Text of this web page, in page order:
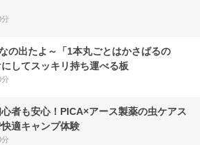
の出たよ～「1本丸ごとはかさばるの
してスッキリ持ち運べる板
者も安心！PICA×アース製薬の虫ケアス
適キャンプ体験